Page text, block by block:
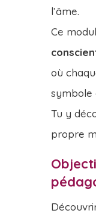
l’âme.
Ce
où
symbole
Tu y
propre